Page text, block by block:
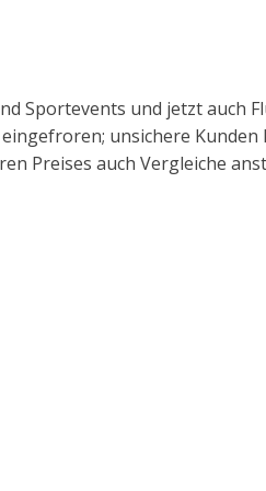
Sportevents und jetzt
unsichere
Preises auch Vergleiche